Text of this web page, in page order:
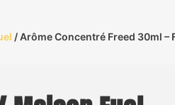
/ Arôme Concentré Freed 30ml –